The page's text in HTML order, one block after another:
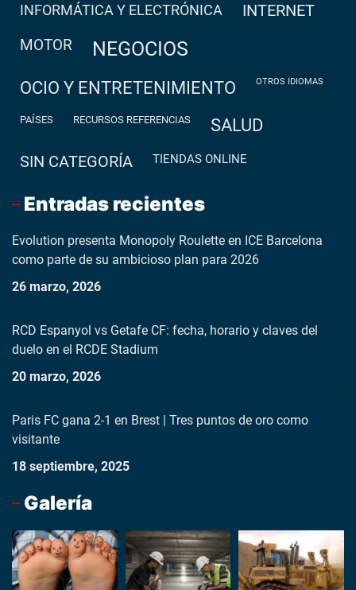
INFORMÁTICA Y ELECTRÓNICA INTERNET
MOTOR NEGOCIOS
OCIO Y ENTRETENIMIENTO OTROS IDIOMAS
PAÍSES RECURSOS REFERENCIAS SALUD
SIN CATEGORÍA TIENDAS ONLINE
Entradas recientes
Evolution presenta Monopoly Roulette en ICE Barcelona
como parte de su ambicioso plan para 2026
26 marzo, 2026
RCD Espanyol vs Getafe CF: fecha, horario y claves del
duelo en el RCDE Stadium
20 marzo, 2026
Paris FC gana 2-1 en Brest | Tres puntos de oro como
visitante
18 septiembre, 2025
Galería